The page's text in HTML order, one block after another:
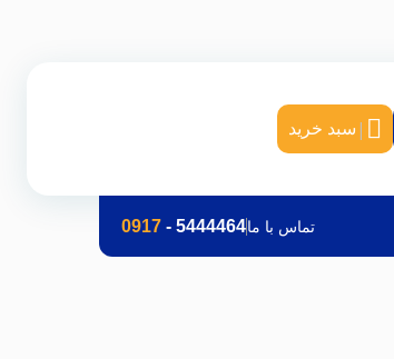
| سبد خرید
تماس با ما5444464
-
0917